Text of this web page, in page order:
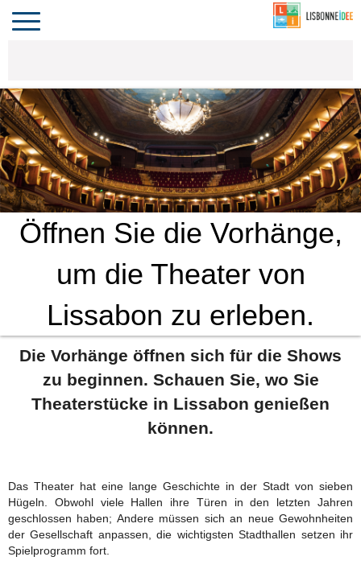
LE PORTUGAL
Toggle
navigation
Öffnen Sie die Vorhänge,
um die Theater von
Lissabon zu erleben.
Die Vorhänge öffnen sich für die Shows
zu beginnen. Schauen Sie, wo Sie
Theaterstücke in Lissabon genießen
können.
Das Theater hat eine lange Geschichte in der Stadt von sieben
Hügeln. Obwohl viele Hallen ihre Türen in den letzten Jahren
geschlossen haben; Andere müssen sich an neue Gewohnheiten
der Gesellschaft anpassen, die wichtigsten Stadthallen setzen ihr
Spielprogramm fort.